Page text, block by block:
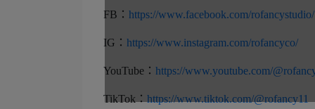
FB： https://www.facebook.com/rofancystudio/
IG： https://www.instagram.com/rofancyco/
YouTube： https://www.youtube.com/
TikTok： https://www.tiktok.com/@rofancy11